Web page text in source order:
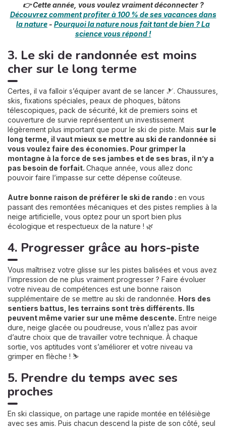
👉 Cette année, vous voulez vraiment déconnecter ?
Découvrez comment profiter à 100 % de ses vacances dans
la nature - Pourquoi la nature nous fait tant de bien ? La
science vous répond !
3. Le ski de randonnée est moins
cher sur le long terme
Certes, il va falloir s’équiper avant de se lancer 🎿. Chaussures,
skis, fixations spéciales, peaux de phoques, bâtons
télescopiques, pack de sécurité, kit de premiers soins et
couverture de survie représentent un investissement
légèrement plus important que pour le ski de piste. Mais sur le
long terme, il vaut mieux se mettre au ski de randonnée si
vous voulez faire des économies. Pour grimper la
montagne à la force de ses jambes et de ses bras, il n’y a
pas besoin de forfait. Chaque année, vous allez donc
pouvoir faire l’impasse sur cette dépense coûteuse.
Autre bonne raison de préférer le ski de rando : en vous
passant des remontées mécaniques et des pistes remplies à la
neige artificielle, vous optez pour un sport bien plus
écologique et respectueux de la nature ! 🌿
4. Progresser grâce au hors-piste
Vous maîtrisez votre glisse sur les pistes balisées et vous avez
l’impression de ne plus vraiment progresser ? Faire évoluer
votre niveau de compétences est une bonne raison
supplémentaire de se mettre au ski de randonnée. Hors des
sentiers battus, les terrains sont très différents. Ils
peuvent même varier sur une même descente. Entre neige
dure, neige glacée ou poudreuse, vous n’allez pas avoir
d’autre choix que de travailler votre technique. À chaque
sortie, vos aptitudes vont s’améliorer et votre niveau va
grimper en flèche ! ⛷
5. Prendre du temps avec ses
proches
En ski classique, on partage une rapide montée en télésiège
avec ses amis. Puis chacun descend la piste de son côté, seul